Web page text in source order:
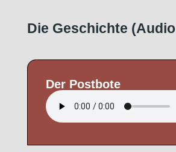
Die Geschichte (Audio
Der Postbote